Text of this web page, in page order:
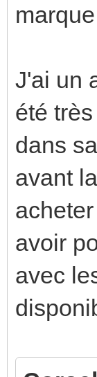
J'ai un
été
dans
avant
avoir
avec